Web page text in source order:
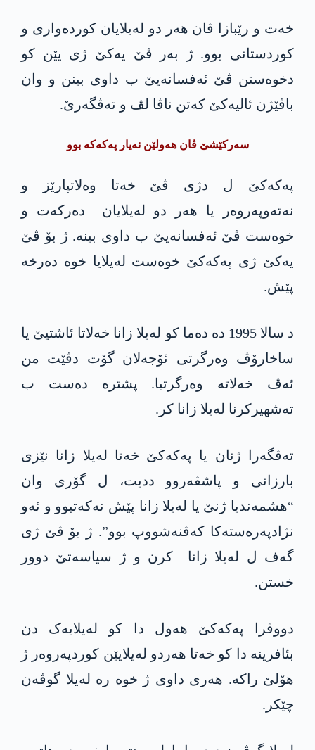
خەت و رێبازا ڤان ھەر دو لەیلایان کوردەواری و
کوردستانی بوو. ژ بەر ڤێ یەکێ ژی یێن کو
دخوەستن ڤێ ئەفسانەیێ ب داوی بینن و وان
باڤێژن ئالیەکێ کەتن ناڤا لڤ و تەڤگەرێ.
سەرکێشێ ڤان ھەولێن نەیار پەکەکە بوو
پەکەکێ ل دژی ڤێ خەتا وەلاتپارێز و
نەتەوپەروەر یا ھەر دو لەیلایان دەرکەت و
خوەست ڤێ ئەفسانەیێ ب داوی بینە. ژ بۆ ڤێ
یەکێ ژی پەکەکێ خوەست لەیلایا خوە دەرخە
پێش.
د سالا 1995 دە دەما کو لەیلا زانا خەلاتا ئاشتیێ یا
ساخارۆڤ وەرگرتی ئۆجەلان گۆت دڤێت من
ئەڤ خەلاتە وەرگرتبا. پشترە دەست ب
تەشھیرکرنا لەیلا زانا کر.
تەڤگەرا ژنان یا پەکەکێ خەتا لەیلا زانا نێزی
بارزانی و پاشڤەروو ددیت، ل گۆری وان
“ھشمەندیا ژنێ یا لەیلا زانا پێش نەکەتبوو و ئەو
نژادپەرەستەکا کەڤنەشووپ بوو”. ژ بۆ ڤێ ژی
گەف ل لەیلا زانا کرن و ژ سیاسەتێ دوور
خستن.
دووڤرا پەکەکێ ھەول دا کو لەیلایەک دن
بئافرینە دا کو خەتا ھەردو لەیلایێن کوردپەروەر ژ
ھۆلێ راکە. ھەری داوی ژ خوە رە لەیلا گوڤەن
چێکر.